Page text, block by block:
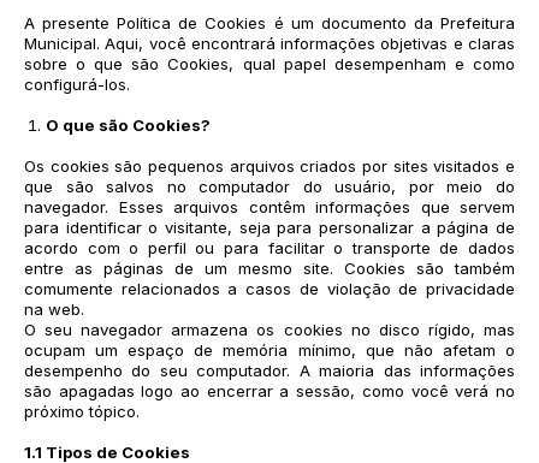
A presente Política de Cookies é um documento da Prefeitura
Municipal. Aqui, você encontrará informações objetivas e claras
sobre o que são Cookies, qual papel desempenham e como
configurá-los.
O que são Cookies?
Os cookies são pequenos arquivos criados por sites visitados e
que são salvos no computador do usuário, por meio do
navegador. Esses arquivos contêm informações que servem
para identificar o visitante, seja para personalizar a página de
acordo com o perfil ou para facilitar o transporte de dados
entre as páginas de um mesmo site. Cookies são também
comumente relacionados a casos de violação de privacidade
na web.
O seu navegador armazena os cookies no disco rígido, mas
ocupam um espaço de memória mínimo, que não afetam o
desempenho do seu computador. A maioria das informações
são apagadas logo ao encerrar a sessão, como você verá no
próximo tópico.
1.1 Tipos de Cookies